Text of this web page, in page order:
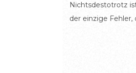
Nichtsdestotrotz
der einzige